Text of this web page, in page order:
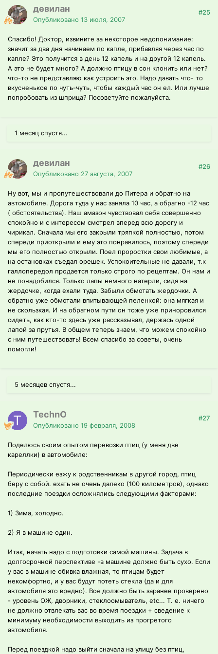
девилан
Опубликовано 13 июля, 2007
#25
Спасибо! Доктор, извините за некоторое недопонимание:
значит за два дня начинаем по капле, прибавляя через час по
капле? Это получится в день 12 капель и на другой 12 капель.
А это не будет много? А должно птицу в сон клонить или нет?
что-то не представляю как устроить это. Надо давать что- то
вкусненькое по чуть-чуть, чтобы каждый час он ел. Или лучше
попробовать из шприца? Посоветуйте пожалуйста.
1 месяц спустя...
девилан
Опубликовано 27 августа, 2007
#26
Ну вот, мы и пропутешествовали до Питера и обратно на
автомобиле. Дорога туда у нас заняла 10 час, а обратно -12 час
( обстоятельства). Наш амазон чувствовал себя совершенно
спокойно и с интересом смотрел вперед всю дорогу и
чирикал. Сначала мы его закрыли тряпкой полностью, потом
спереди приоткрыли и ему это понравилось, поэтому спереди
мы его полностью открыли. Поел проростки свои любимые, а
на остановках съедал орешек. Успокоительные не давали, т.к
галлопередол продается только строго по рецептам. Он нам и
не понадобился. Только лапы немного натерли, сидя на
жердочке, когда ехали туда. Забыли обмотать жердочки. А
обратно уже обмотали впитывающей пеленкой: она мягкая и
не скользкая. И на обратном пути он тоже уже приноровился
сидеть, как кто-то здесь уже рассказывал, держась одной
лапой за прутья. В общем теперь знаем, что можем спокойно
с ним путешествовать! Всем спасибо за советы, очень
помогли!
5 месяцев спустя...
TechnO
Опубликовано 19 февраля, 2008
#27
Поделюсь своим опытом перевозки птиц (у меня две
кареллки) в автомобиле:
Периодически езжу к родственникам в другой город, птиц
беру с собой. ехать не очень далеко (100 километров), однако
последние поездки осложнялись следующими факторами:
1) Зима, холодно.
2) Я в машине один.
Итак, начать надо с подготовки самой машины. Задача в
долгосрочной перспективе -в машине должно быть сухо. Если
у вас в машине обивка влажная, то птицам будет
некомфортно, и у вас будут потеть стекла (да и для
автомобиля это вредно). Все должно быть заранее проверено
- уровень ОЖ, дворники, стеклоомыватель, etc... Т. е. ничего
не должно отвлекать вас во время поездки + сведение к
минимуму необходимости выходить из прогретого
автомобиля.
Перед поездкой надо выйти сначала на улицу без птиц,